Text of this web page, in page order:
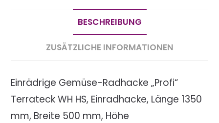
BESCHREIBUNG
ZUSÄTZLICHE INFORMATIONEN
Einrädrige Gemüse-Radhacke„Profi“
Terrateck WH HS, Einradhacke, Länge 1350
mm, Breite 500 mm, Höhe